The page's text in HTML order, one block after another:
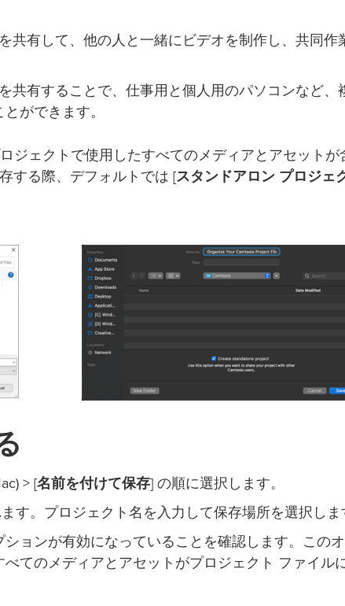
共有して、他の人と一緒にビデオを制作し、共同作
共有することで、仕事用と個人用のパソコンなど、
ができます。
ジェクトで使用したすべてのメディアとアセットが
する際、デフォルトでは [ スタンドアロン プロジェ
> [ 名前を付けて保存 ] の順に選択します。
す。プロジェクト名を入力して保存場所を選択しま
ションが有効になっていることを確認します。この
てのメディアとアセットがプロジェクト ファイル